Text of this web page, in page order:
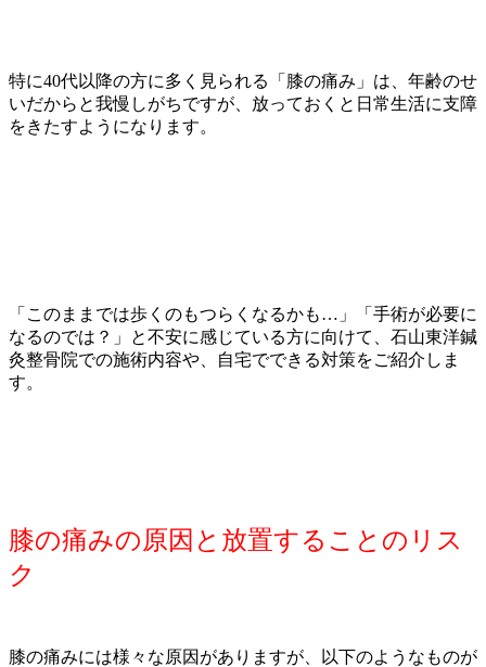
特に40代以降の方に多く見られる「膝の痛み」は、年齢のせ
いだからと我慢しがちですが、放っておくと日常生活に支障
をきたすようになります。
「このままでは歩くのもつらくなるかも…」「手術が必要に
なるのでは？」と不安に感じている方に向けて、石山東洋鍼
灸整骨院での施術内容や、自宅でできる対策をご紹介しま
す。
膝の痛みの原因と放置することのリス
ク
膝の痛みには様々な原因がありますが、以下のようなものが